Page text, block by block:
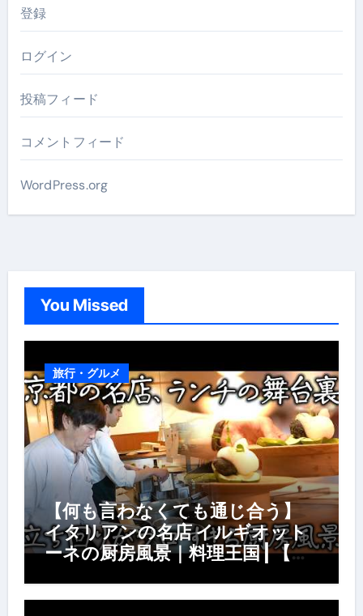
登録
ログイン
投稿フィード
コメントフィード
WordPress.org
You Missed
旅行・グルメ
【何も言わなくても通じ合う】
イタリアンの名店 イルギオット
ーネの厨房風景｜料理王国 | 【厨
風景】